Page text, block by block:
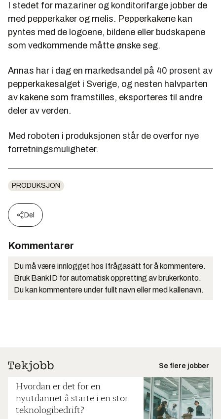
I stedet for mazariner og konditorifarge jobber de
med pepperkaker og melis. Pepperkakene kan
pyntes med de logoene, bildene eller budskapene
som vedkommende måtte ønske seg.
Annas har i dag en markedsandel på 40 prosent av
pepperkakesalget i Sverige, og nesten halvparten
av kakene som framstilles, eksporteres til andre
deler av verden.
Med roboten i produksjonen står de overfor nye
forretningsmuligheter.
PRODUKSJON
Del
Kommentarer
Du må være innlogget hos Ifrågasätt for å kommentere.
Bruk BankID for automatisk oppretting av brukerkonto.
Du kan kommentere under fullt navn eller med kallenavn.
Se flere jobber
Hvordan er det for en
nyutdannet å starte i en stor
teknologibedrift?